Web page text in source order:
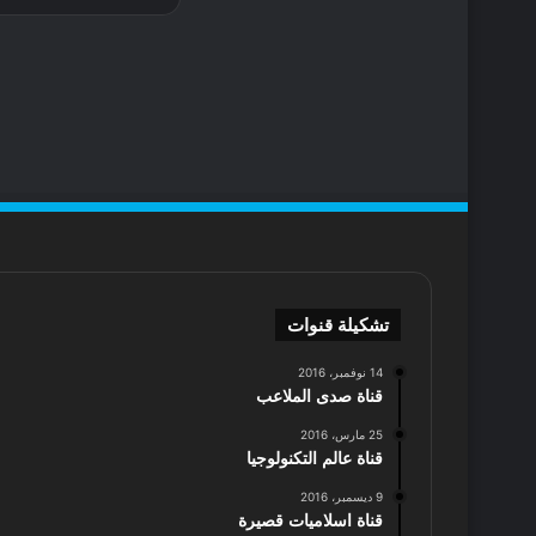
تشكيلة قنوات
14 نوفمبر، 2016
قناة صدى الملاعب
25 مارس، 2016
قناة عالم التكنولوجيا
9 ديسمبر، 2016
قناة اسلاميات قصيرة